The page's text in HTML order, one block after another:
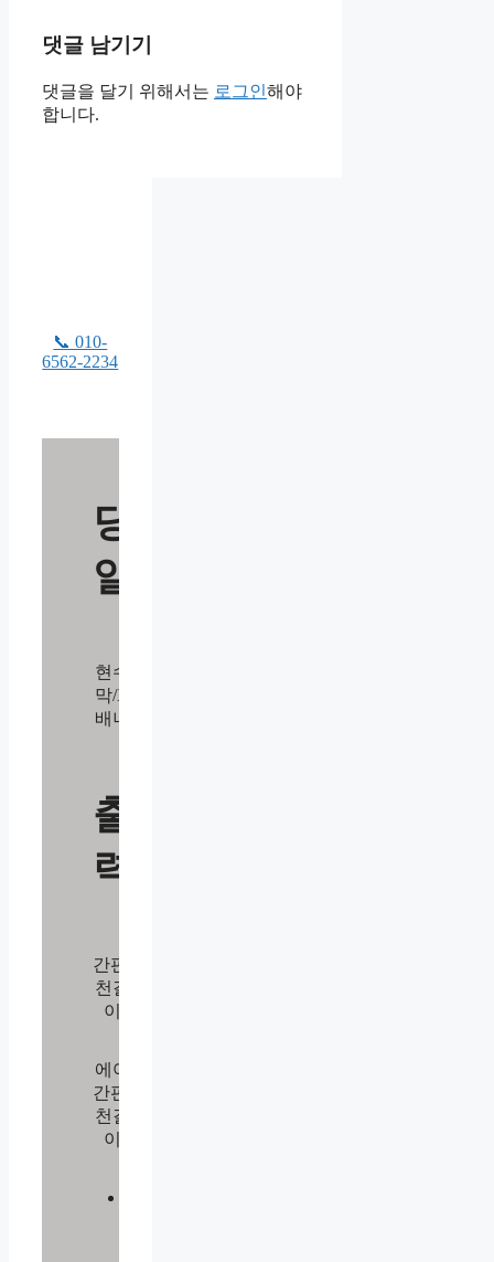
댓글 남기기
댓글을 달기 위해서는 로그인해야
합니다.
📞 010-
6562-2234
당
일
현수
막/X
배너
출
력
간판/
천갈
이
에어
간판/
천갈
이